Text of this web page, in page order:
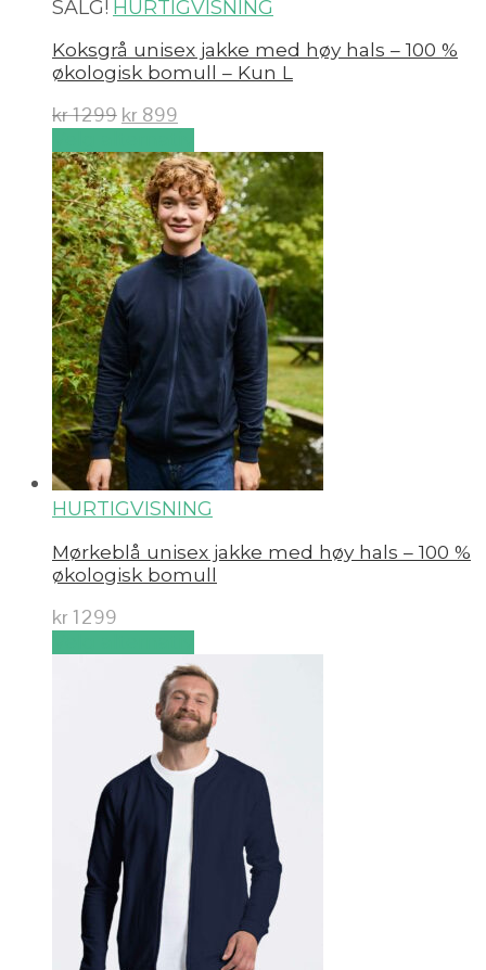
SALG! HURTIGVISNING
Koksgrå unisex jakke med høy hals – 100 %
økologisk bomull – Kun L
kr1299 kr 899
HURTIGVISNING
Mørkeblå unisex jakke med høy hals – 100 %
økologisk bomull
kr 1299